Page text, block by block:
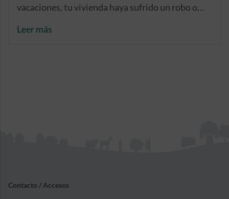
vacaciones, tu vivienda haya sufrido un robo o
Leer más
Contacto / Accesos